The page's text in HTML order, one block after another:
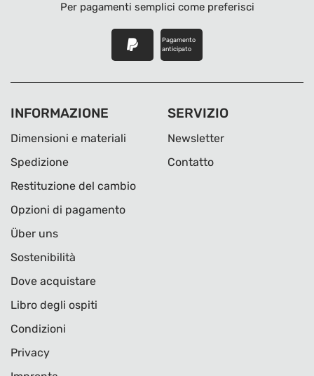
Per pagamenti semplici come preferisci
Pagamento
anticipato
INFORMAZIONE
Dimensioni e materiali
Spedizione
Restituzione del cambio
Opzioni di pagamento
Über uns
Sostenibilità
Dove acquistare
Libro degli ospiti
Condizioni
Privacy
SERVIZIO
Newsletter
Contatto